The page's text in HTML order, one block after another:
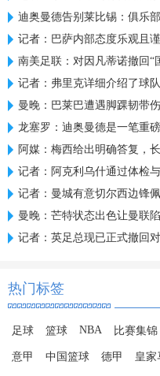
迪奥曼德告别莱比锡：俱乐
记者：巴萨内部态度乐观且
南美足联：对因凡蒂诺撤回“
记者：弗里克详细介绍了球队
曼晚：巴莱巴遭遇脚踝韧带
龙塞罗：迪奥曼德是一笔重磅
阿媒：梅西给出明确答复，
记者：阿克利乌什通过体检
记者：曼城有意切尔西边锋
曼晚：芒特状态出色让曼联陷
记者：英足总现已正式撤回
热门标签
足球 篮球 NBA 比赛集锦
意甲 中国篮球 德甲 皇家